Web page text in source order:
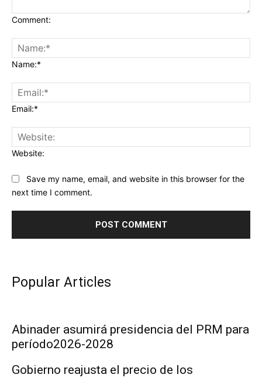
Comment:
Name:*
Email:*
Website:
Save my name, email, and website in this browser for the
next time I comment.
Popular Articles
Abinader asumirá presidencia del PRM para
período2026-2028
Gobierno reajusta el precio de los